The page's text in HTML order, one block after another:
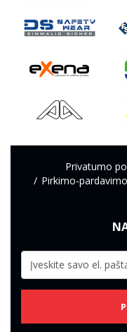
Privatumo
Pirkimo-